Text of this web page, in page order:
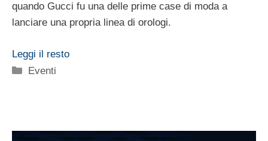
quando Gucci fu una delle prime case di moda a
lanciare una propria linea di orologi.
Leggi il resto
Categorie
Eventi